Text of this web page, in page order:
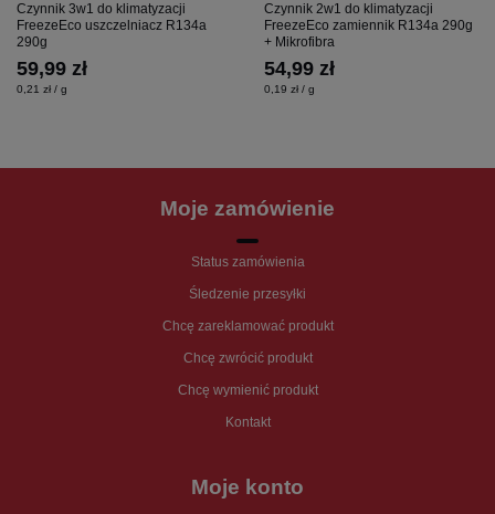
Czynnik 3w1 do klimatyzacji
FreezeEco uszczelniacz R134a
290g
59,99 zł
0,21 zł / g
Czynnik 2w1 do klimatyzacji
FreezeEco zamiennik R134a 290g
+ Mikrofibra
54,99 zł
0,19 zł / g
Moje zamówienie
Status zamówienia
Śledzenie przesyłki
Chcę zareklamować produkt
Chcę zwrócić produkt
Chcę wymienić produkt
Kontakt
Moje konto